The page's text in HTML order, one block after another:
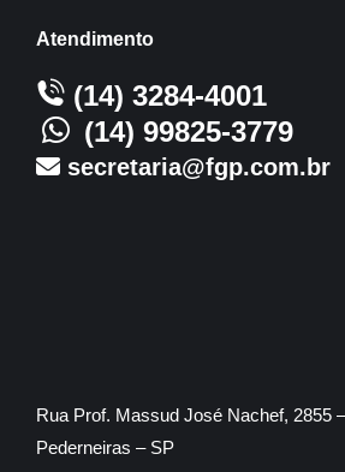
Atendimento
(14) 3284-4001
(14) 99825-3779
secretaria@fgp.com.br
Rua Prof. Massud José Nachef, 2855
Pederneiras – SP